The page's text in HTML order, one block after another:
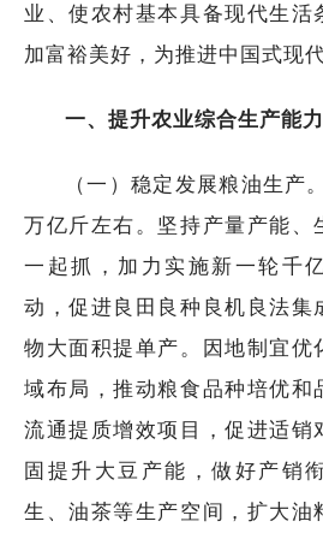
业、使农村基本具备现代生活
加富裕美好，为推进中国式现
一、提升农业综合生产能
（一）稳定发展粮油生产
万亿斤左右。坚持产量产能、
一起抓，加力实施新一轮千
动，促进良田良种良机良法集
物大面积提单产。因地制宜优
域布局，推动粮食品种培优和
流通提质增效项目，促进适销
固提升大豆产能，做好产销
生、油茶等生产空间，扩大油